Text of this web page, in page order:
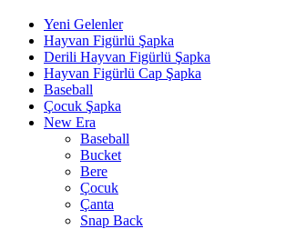
Yeni Gelenler
Hayvan Figürlü Şapka
Derili Hayvan Figürlü Şapka
Hayvan Figürlü Cap Şapka
Baseball
Çocuk Şapka
New Era
Baseball
Bucket
Bere
Çocuk
Çanta
Snap Back